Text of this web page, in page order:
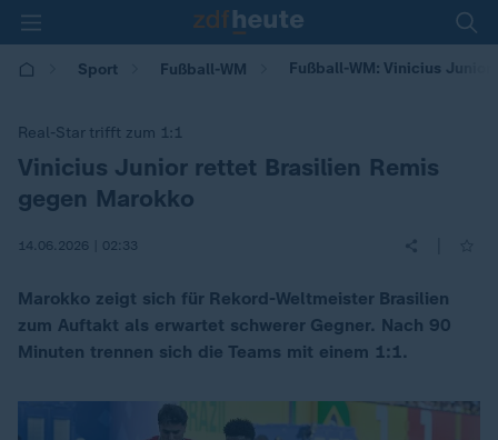
Sport Fußball-WM Fußball-WM: Vinicius
Real-Star trifft zum 1:1
:
Vinicius Junior rettet Brasilien Remis
gegen Marokko
14.06.2026 | 02:33
Marokko zeigt sich für Rekord-Weltmeister Brasilien
zum Auftakt als erwartet schwerer Gegner. Nach 90
Minuten trennen sich die Teams mit einem 1:1.